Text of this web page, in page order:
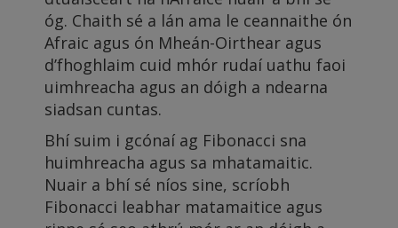
óg. Chaith sé a lán ama le ceannaithe ón
Afraic agus ón Mheán-Oirthear agus
d’fhoghlaim cuid mhór rudaí uathu faoi
uimhreacha agus an dóigh a ndearna
siadsan cuntas.
Bhí suim i gcónaí ag Fibonacci sna
huimhreacha agus sa mhatamaitic.
Nuair a bhí sé níos sine, scríobh
Fibonacci leabhar matamaitice agus